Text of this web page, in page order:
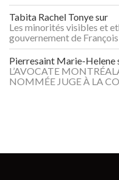
Tabita Rachel Tonyesur
Les minorités visibles et
gouvernement de
Pierresaint Marie-Helene
L’AVOCATE
NOMMÉE JUGE À LA